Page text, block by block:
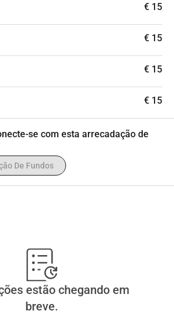
€ 15
€ 15
€ 15
€ 15
se com esta arrecadação de
De Fundos
estão chegando em
breve.